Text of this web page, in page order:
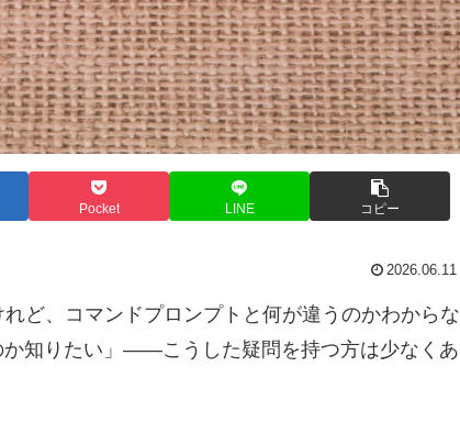
Pocket LINE コピー
2026.06.11
ど、コマンドプロンプトと何が違うのかわからな
知りたい」——こうした疑問を持つ方は少なくあ